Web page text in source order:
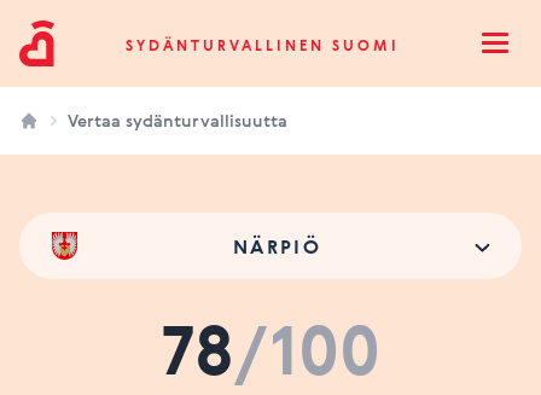
Sydänturvallinen SuomiSYDÄNTURVALLINEN SUOMI
Vertaa sydänturvallisuutta
NÄRPIÖ
78/100